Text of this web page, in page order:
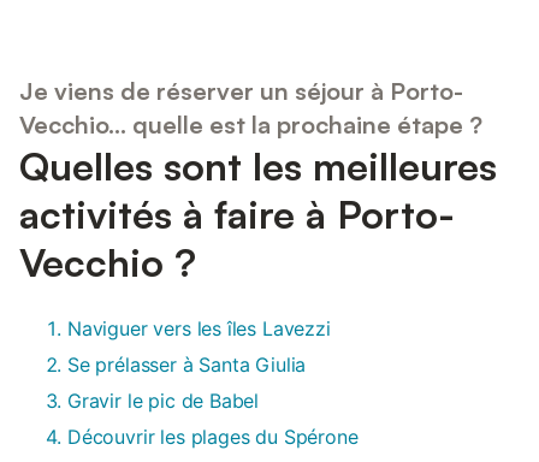
Je viens de réserver un séjour à Porto-
Vecchio... quelle est la prochaine étape ?
Quelles sont les meilleures
activités à faire à Porto-
Vecchio ?
Naviguer vers les îles Lavezzi
Se prélasser à Santa Giulia
Gravir le pic de Babel
Découvrir les plages du Spérone